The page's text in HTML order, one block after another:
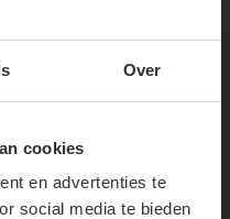
Over
cookies
en advertenties te
social media te bieden
& GET
drops or exclusive